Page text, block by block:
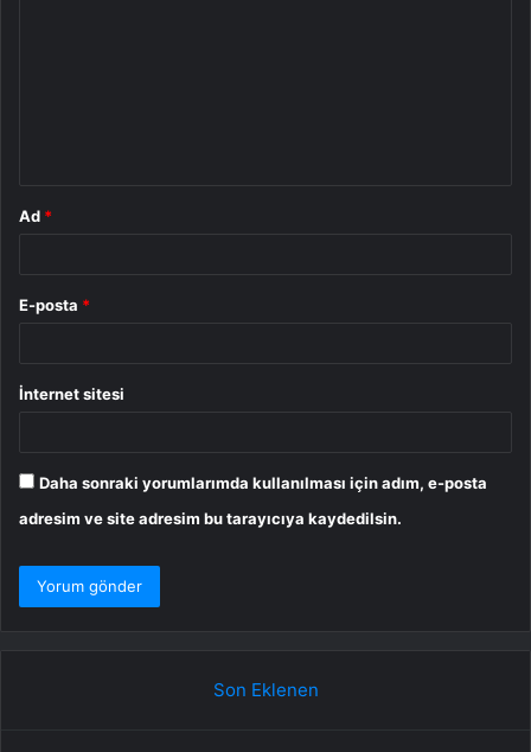
Ad *
E-posta *
İnternet sitesi
Daha sonraki yorumlarımda kullanılması için adım, e-posta
adresim ve site adresim bu tarayıcıya kaydedilsin.
Son Eklenen